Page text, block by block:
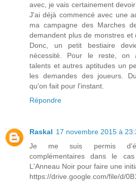
avec, je vais certainement
J'ai déjà commencé avec une
ma campagne des Marches
demandent plus de monstres et
Donc, un petit bestiaire
nécessité. Pour le reste, on
talents et autres aptitudes un
les demandes des joueurs.
qu'on fait pour l'instant.
Répondre
Raskal 17 novembre 2015 à
Je me suis permis
complémentaires dans le
L'Anneau Noir pour faire une
https://drive.google.com/file/d/